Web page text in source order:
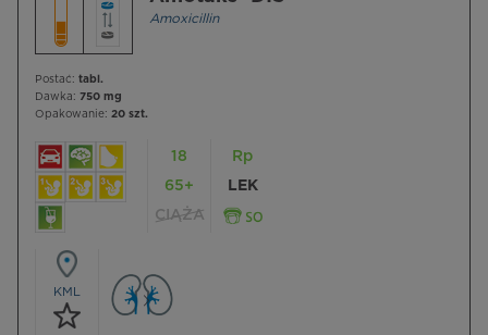
Amoxicillin
Postać: tabl.
Dawka: 750 mg
Opakowanie: 20 szt.
18
65+
CIĄŻA
Rp
LEK
KML